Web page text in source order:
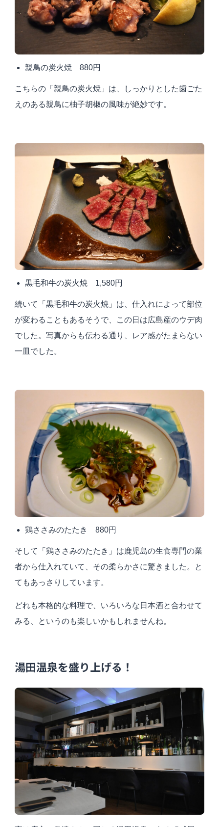
親鳥の炭火焼 880円
こちらの「親鳥の炭火焼」は、しっかりとした歯ごた
えのある親鳥に柚子胡椒の風味が絶妙です。
黒毛和牛の炭火焼 1,580円
続いて「黒毛和牛の炭火焼」は、仕入れによって部位
が変わることもあるそうで、この日は広島産のウデ肉
でした。写真からも伝わる通り、レア感がたまらない
一皿でした。
鶏ささみのたたき 880円
そして「鶏ささみのたたき」は鹿児島の生食専門の業
者から仕入れていて、その柔らかさに驚きました。と
てもあっさりしています。
どれも本格的な料理で、いろいろな日本酒と合わせて
みる、というのも楽しいかもしれませんね。
湯田温泉を盛り上げる！